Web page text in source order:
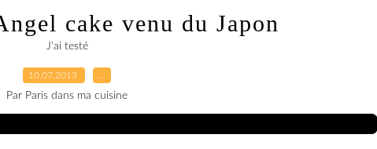
cake venu du Japon
J'ai testé
10.07.2013
Par Paris dans ma cuisine